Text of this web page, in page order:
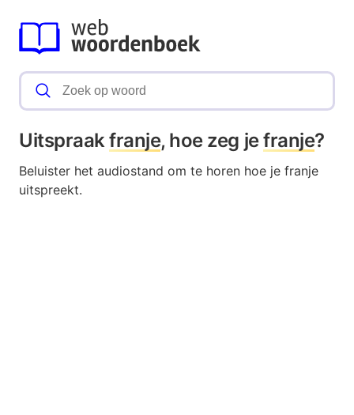
Uitspraakfranje, hoe zeg jefranje?
Beluister het audiostand om te horen hoe je franje
uitspreekt.